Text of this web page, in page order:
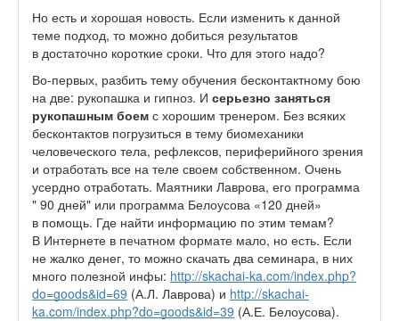
Но есть и хорошая новость. Если изменить к данной
теме подход, то можно добиться результатов
в достаточно короткие сроки. Что для этого надо?
Во-первых, разбить тему обучения бесконтактному бою
на две: рукопашка и гипноз. И серьезно заняться
рукопашным боем с хорошим тренером. Без всяких
бесконтактов погрузиться в тему биомеханики
человеческого тела, рефлексов, периферийного зрения
и отработать все на теле своем собственном. Очень
усердно отработать. Маятники Лаврова, его программа
" 90 дней" или программа Белоусова «120 дней»
в помощь. Где найти информацию по этим темам?
В Интернете в печатном формате мало, но есть. Если
не жалко денег, то можно скачать два семинара, в них
много полезной инфы: http://skachai-ka.com/index.php?
do=goods&id=69 (А.Л. Лаврова) и http://skachai-
ka.com/index.php?do=goods&id=39 (А.Е. Белоусова).